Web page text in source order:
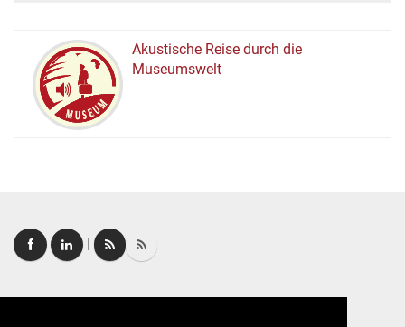
MUSEUM
Akustische Reise durch die
Museumswelt